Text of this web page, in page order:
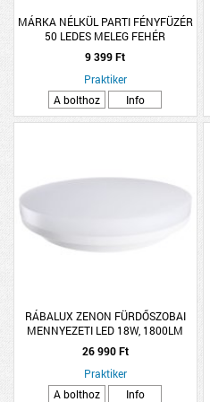
MÁRKA NÉLKÜL PARTI FÉNYFÜZÉR
50 LEDES MELEG FEHÉR
9 399 Ft
Praktiker
A bolthoz
Info
RÁBALUX ZENON FÜRDŐSZOBAI
MENNYEZETI LED 18W, 1800LM
SZENZOROS FEHÉR, IP54
26 990 Ft
Praktiker
A bolthoz
Info